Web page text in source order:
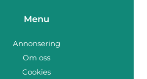
Menu
Annonsering
Om oss
Cookies